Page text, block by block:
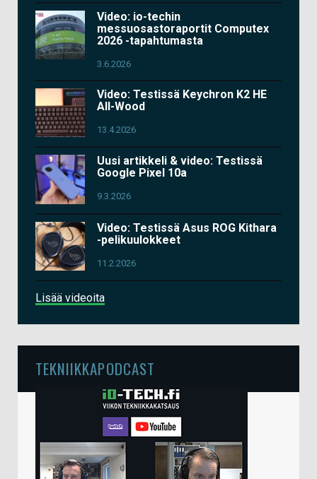
Video: io-techin
messuosastoraportit Computex
2026 -tapahtumasta
3.6.2026
Video: Testissä Keychron K2 HE
All-Wood
13.4.2026
Uusi artikkeli & video: Testissä
Google Pixel 10a
9.3.2026
Video: Testissä Asus ROG Kithara
-pelikuulokkeet
11.2.2026
Lisää videoita
TEKNIIKKAPODCAST